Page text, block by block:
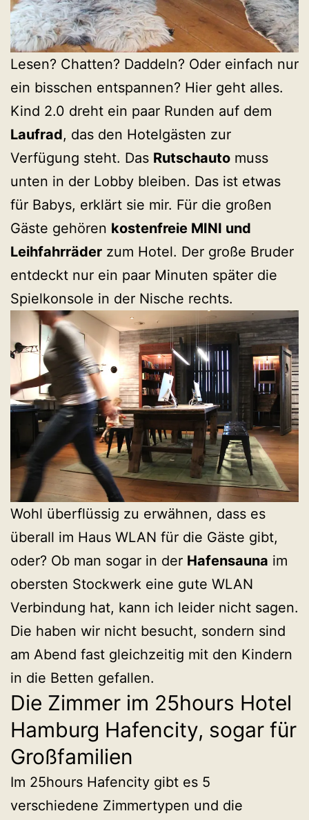
Lesen? Chatten? Daddeln? Oder einfach nur
ein bisschen entspannen? Hier geht alles.
Kind 2.0 dreht ein paar Runden auf dem
Laufrad, das den Hotelgästen zur
Verfügung steht. Das Rutschauto muss
unten in der Lobby bleiben. Das ist etwas
für Babys, erklärt sie mir. Für die großen
Gäste gehören kostenfreie MINI und
Leihfahrräder zum Hotel. Der große Bruder
entdeckt nur ein paar Minuten später die
Spielkonsole in der Nische rechts.
Wohl überflüssig zu erwähnen, dass es
überall im Haus WLAN für die Gäste gibt,
oder? Ob man sogar in der Hafensauna im
obersten Stockwerk eine gute WLAN
Verbindung hat, kann ich leider nicht sagen.
Die haben wir nicht besucht, sondern sind
am Abend fast gleichzeitig mit den Kindern
in die Betten gefallen.
Die Zimmer im 25hours Hotel
Hamburg Hafencity, sogar für
Großfamilien
Im 25hours Hafencity gibt es 5
verschiedene Zimmertypen und die